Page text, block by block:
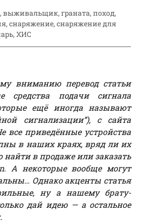
, выживальщик, граната, поход,
, снаряжение, снаряжение для
, ХИС
вниманию перевод статьи
средства подачи сигнала
ещё иногда называют
сигнализации”), с сайта
все приведённые устройства
в наших краях, вряд ли их
найти в продаже или заказать
А некоторые вообще могут
Однако акценты статья
ну а нашему брату-
дай идею — а остальное